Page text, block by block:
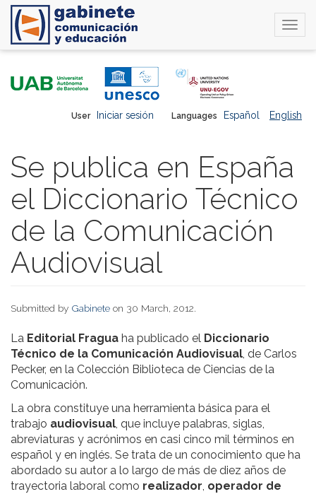
Languages Español English
User Iniciar sesión
Se publica en España
el Diccionario Técnico
de la Comunicación
Audiovisual
Submitted by Gabinete on 30 March, 2012.
La Editorial Fragua ha publicado el Diccionario
Técnico de la Comunicación Audiovisual, de Carlos
Pecker, en la Colección Biblioteca de Ciencias de la
Comunicación.
La obra constituye una herramienta básica para el
trabajo audiovisual, que incluye palabras, siglas,
abreviaturas y acrónimos en casi cinco mil términos en
español y en inglés. Se trata de un conocimiento que ha
abordado su autor a lo largo de más de diez años de
trayectoria laboral como realizador, operador de